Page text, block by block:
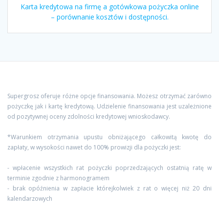
Karta kredytowa na firmę a gotówkowa pożyczka online
– porównanie kosztów i dostępności.
Supergrosz oferuje różne opcje finansowania. Możesz otrzymać zarówno
pożyczkę jak i kartę kredytową. Udzielenie finansowania jest uzależnione
od pozytywnej oceny zdolności kredytowej wnioskodawcy.
*Warunkiem otrzymania upustu obniżającego całkowitą kwotę do
zapłaty, w wysokości nawet do 100% prowizji dla pożyczki jest:
- wpłacenie wszystkich rat pożyczki poprzedzających ostatnią ratę w
terminie zgodnie z harmonogramem
- brak opóźnienia w zapłacie którejkolwiek z rat o więcej niż 20 dni
kalendarzowych